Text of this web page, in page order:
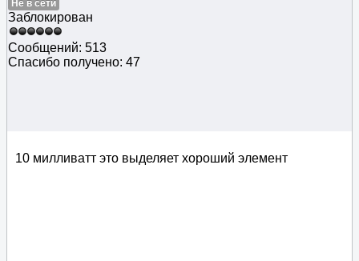
Не в сети
Заблокирован
Сообщений: 513
Спасибо получено: 47
10 милливатт это выделяет хороший элемент